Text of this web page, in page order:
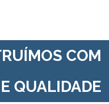
COM
QUALIDADE